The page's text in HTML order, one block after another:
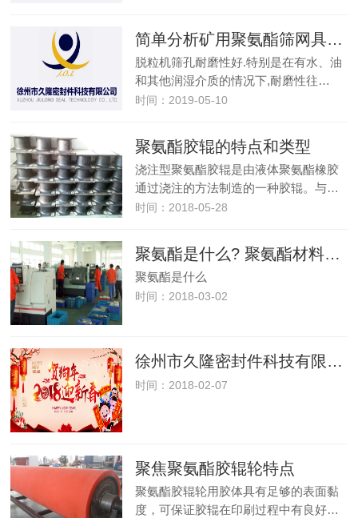
简单分析矿用聚氨酯筛网具有哪些特点？
脱粒机筛孔耐磨性好.特别是在有水、油
和其他润湿介质的情况下,耐磨性往…
时间：2019-05-10
聚氨酯胶辊的特点和类型
浇注型聚氨酯胶辊是由液体聚氨酯橡胶
通过浇注的方法制造的一种胶辊。与…
时间：2018-05-28
聚氨酯是什么? 聚氨酯材料的作用与特性
聚氨酯是什么
时间：2018-03-02
徐州市久隆密封件科技有限公司:祝您2018新年大吉！
时间：2018-02-07
聚焦聚氨酯胶辊轮特点
聚氨酯胶辊轮用胶体具有足够的表面黏
度，可保证胶辊在印刷过程中有良好…